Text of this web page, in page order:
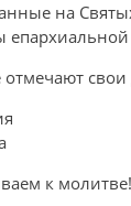
на
к молитве!